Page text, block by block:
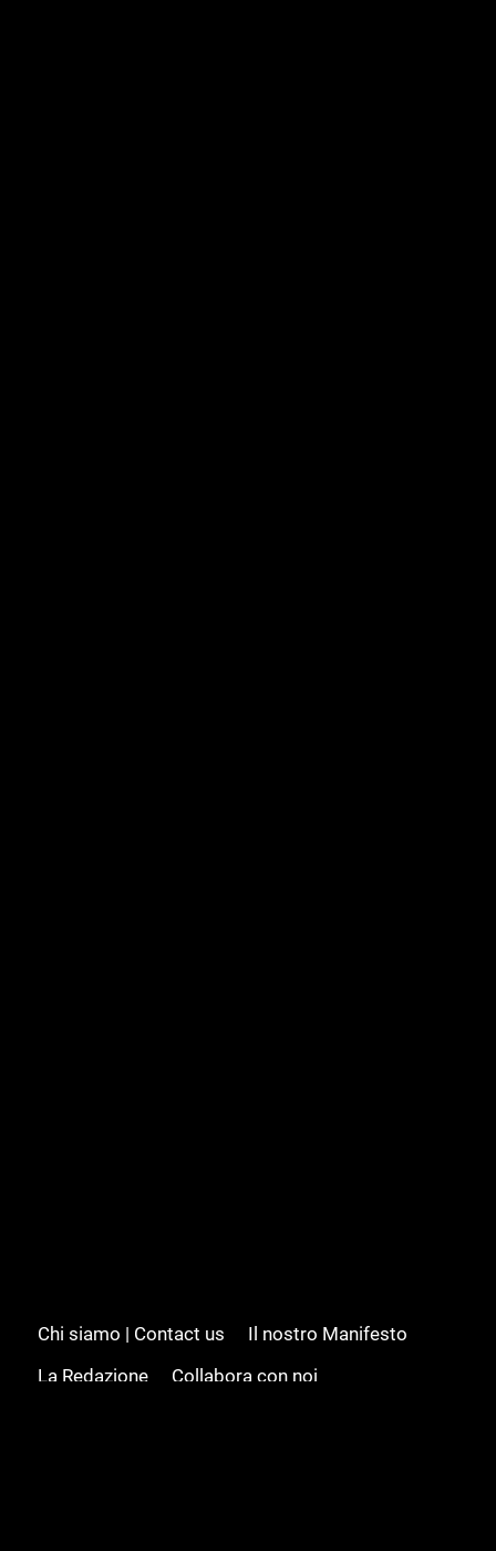
Chi siamo | Contact us
Il nostro Manifesto
La Redazione
Collabora con noi